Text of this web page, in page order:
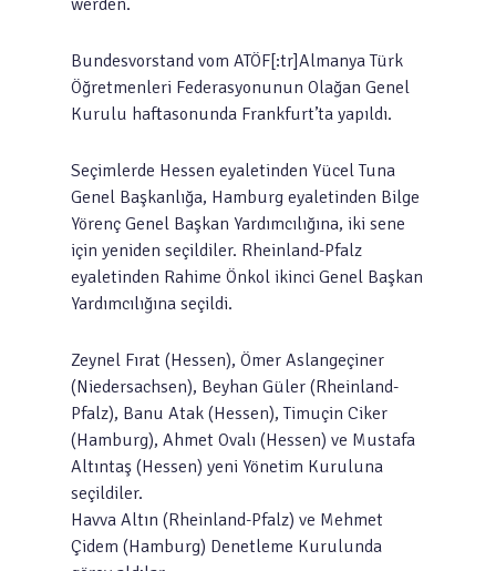
werden.
Bundesvorstand vom ATÖF[:tr]Almanya Türk
Öğretmenleri Federasyonunun Olağan Genel
Kurulu haftasonunda Frankfurt’ta yapıldı.
Seçimlerde Hessen eyaletinden Yücel Tuna
Genel Başkanlığa, Hamburg eyaletinden Bilge
Yörenç Genel Başkan Yardımcılığına, iki sene
için yeniden seçildiler. Rheinland-Pfalz
eyaletinden Rahime Önkol ikinci Genel Başkan
Yardımcılığına seçildi.
Zeynel Fırat (Hessen), Ömer Aslangeçiner
(Niedersachsen), Beyhan Güler (Rheinland-
Pfalz), Banu Atak (Hessen), Timuçin Ciker
(Hamburg), Ahmet Ovalı (Hessen) ve Mustafa
Altıntaş (Hessen) yeni Yönetim Kuruluna
seçildiler.
Havva Altın (Rheinland-Pfalz) ve Mehmet
Çidem (Hamburg) Denetleme Kurulunda